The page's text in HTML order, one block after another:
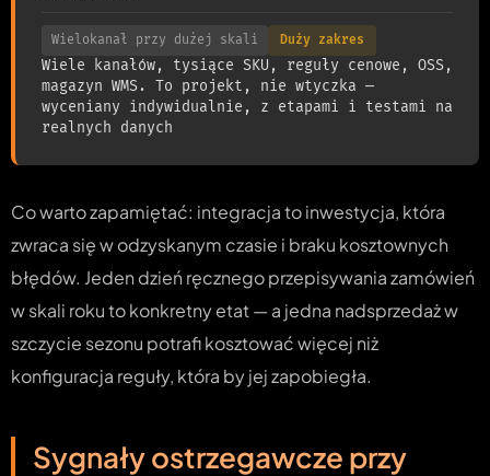
Wielokanał przy dużej skali
Wiele kanałów, tysiące SKU, reguły cenowe, OSS,
magazyn WMS. To projekt, nie wtyczka —
wyceniany indywidualnie, z etapami i testami na
realnych danych
Duży zakres
Co warto zapamiętać: integracja to inwestycja, która
zwraca się w odzyskanym czasie i braku kosztownych
błędów. Jeden dzień ręcznego przepisywania zamówień
w skali roku to konkretny etat — a jedna nadsprzedaż w
szczycie sezonu potrafi kosztować więcej niż
konfiguracja reguły, która by jej zapobiegła.
Sygnały ostrzegawcze przy